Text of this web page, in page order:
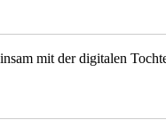
mit der digitalen